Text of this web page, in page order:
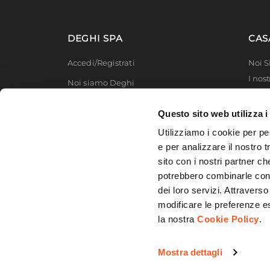
Questo sito web utilizza i
Utilizziamo i cookie per
e per analizzare il nostro
sito con i nostri partner
potrebbero combinarle
dei loro servizi.
modificare le preferenze
la nostraCookie Policy.
Mostra dettagli
DEGHI SPA
Accedi/Registrati
Noi siamo Deghi
Modello organizzativo e codice etico
Noi
I
MFT